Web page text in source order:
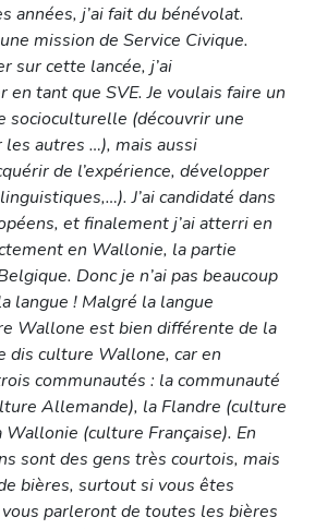
années, j’ai fait du bénévolat.
mission de Service Civique.
sur cette lancée, j’ai
en tant que SVE. Je voulais faire un
socioculturelle (découvrir une
autres …), mais aussi
de l’expérience, développer
J’ai candidaté dans
et finalement j’ai atterri en
en Wallonie, la partie
Donc je n’ai pas beaucoup
langue ! Malgré la langue
Wallone est bien différente de la
dis culture Wallone, car en
communautés : la communauté
Allemande), la Flandre (culture
(culture Française). En
sont des gens très courtois, mais
bières, surtout si vous êtes
parleront de toutes les bières